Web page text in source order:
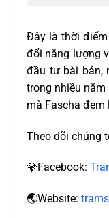
Đây là thời
đổi năng lượng
đầu tư bài bản,
trong nhiều năm
mà Fascha đem
Theo dõi chúng
💎Facebook:
🌏️Website: